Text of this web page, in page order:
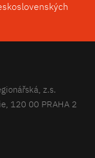
z.s.
120 00 PRAHA 2